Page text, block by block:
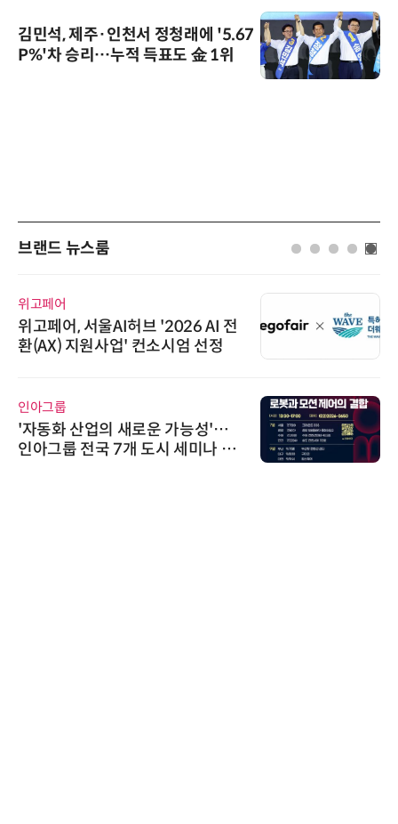
김민석, 제주·인천서 정청래에 '5.67
P%'차 승리…누적 득표도 金 1위
브랜드 뉴스룸
AI 전
정
성'…
나 페
시놀로지, SK네트웍스서비
상 보안 카메라 국내 독점 판
트너십 체결
씨앤에프시스템
씨앤에프시스템, 오웬스그룹
공 ERP·DX 사업 협력